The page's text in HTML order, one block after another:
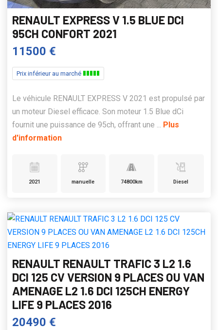
RENAULT EXPRESS V 1.5 BLUE DCI
95CH CONFORT 2021
11500 €
Prix inférieur au marché
Le véhicule RENAULT EXPRESS V 2021 est propulsé par
un moteur Diesel efficace. Son moteur 1.5 Blue dCi
fournit une puissance de 95ch, offrant une ... Plus
d'information
2021 manuelle 74800km Diesel
RENAULT RENAULT TRAFIC 3 L2 1.6
DCI 125 CV VERSION 9 PLACES OU VAN
AMENAGE L2 1.6 DCI 125CH ENERGY
LIFE 9 PLACES 2016
20490 €